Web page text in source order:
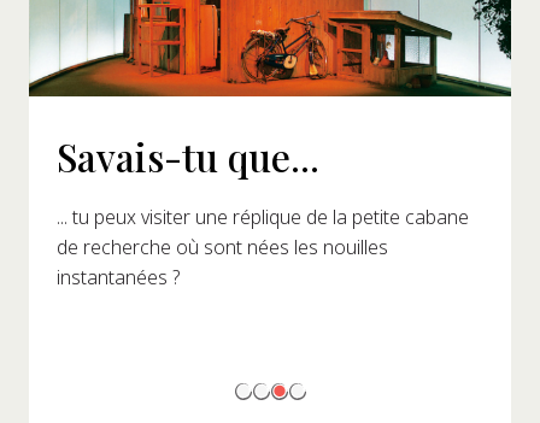
Savais-tu que...
... tu peux visiter une réplique de la petite cabane
de recherche où sont nées les nouilles
instantanées ?